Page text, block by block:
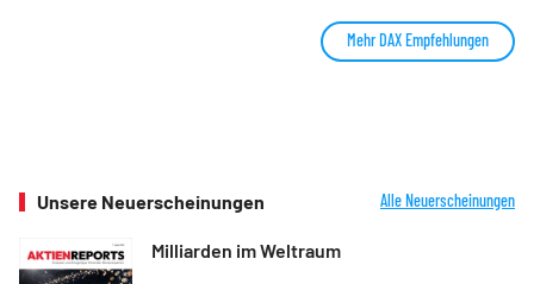
Mehr DAX Empfehlungen
Unsere Neuerscheinungen Alle Neuerscheinungen
Milliarden im Weltraum